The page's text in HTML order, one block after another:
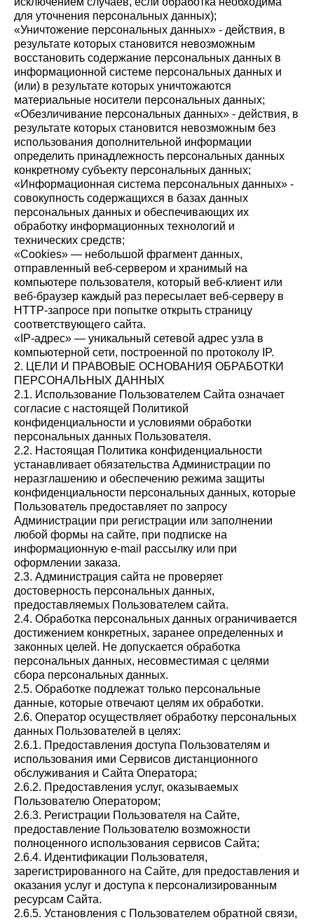
для уточнения персональных данных);
«Уничтожение персональных данных» - действия, в
результате которых становится невозможным
восстановить содержание персональных данных в
информационной системе персональных данных и
(или) в результате которых уничтожаются
материальные носители персональных данных;
«Обезличивание персональных данных» - действия, в
результате которых становится невозможным без
использования дополнительной информации
определить принадлежность персональных данных
конкретному субъекту персональных данных;
«Информационная система персональных данных» -
совокупность содержащихся в базах данных
персональных данных и обеспечивающих их
обработку информационных технологий и
технических средств;
«Cookies» — небольшой фрагмент данных,
отправленный веб-сервером и хранимый на
компьютере пользователя, который веб-клиент или
веб-браузер каждый раз пересылает веб-серверу в
HTTP-запросе при попытке открыть страницу
соответствующего сайта.
«IP-адрес» — уникальный сетевой адрес узла в
компьютерной сети, построенной по протоколу IP.
2. ЦЕЛИ И ПРАВОВЫЕ ОСНОВАНИЯ ОБРАБОТКИ
ПЕРСОНАЛЬНЫХ ДАННЫХ
2.1. Использование Пользователем Сайта означает
согласие с настоящей Политикой
конфиденциальности и условиями обработки
персональных данных Пользователя.
2.2. Настоящая Политика конфиденциальности
устанавливает обязательства Администрации по
неразглашению и обеспечению режима защиты
конфиденциальности персональных данных, которые
Пользователь предоставляет по запросу
Администрации при регистрации или заполнении
любой формы на сайте, при подписке на
информационную e-mail рассылку или при
оформлении заказа.
2.3. Администрация сайта не проверяет
достоверность персональных данных,
предоставляемых Пользователем сайта.
2.4. Обработка персональных данных ограничивается
достижением конкретных, заранее определенных и
законных целей. Не допускается обработка
персональных данных, несовместимая с целями
сбора персональных данных.
2.5. Обработке подлежат только персональные
данные, которые отвечают целям их обработки.
2.6. Оператор осуществляет обработку персональных
данных Пользователей в целях:
2.6.1. Предоставления доступа Пользователям и
использования ими Сервисов дистанционного
обслуживания и Сайта Оператора;
2.6.2. Предоставления услуг, оказываемых
Пользователю Оператором;
2.6.3. Регистрации Пользователя на Сайте,
предоставление Пользователю возможности
полноценного использования сервисов Сайта;
2.6.4. Идентификации Пользователя,
зарегистрированного на Сайте, для предоставления и
оказания услуг и доступа к персонализированным
ресурсам Сайта.
2.6.5. Установления с Пользователем обратной связи,